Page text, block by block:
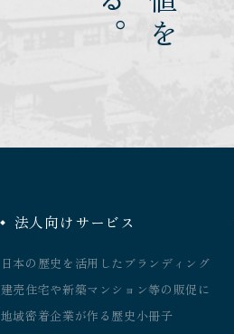
法人向けサービス
日本の歴史を活用したブランディング
建売住宅や新築マンション等の販促に
地域密着企業が作る歴史小冊子